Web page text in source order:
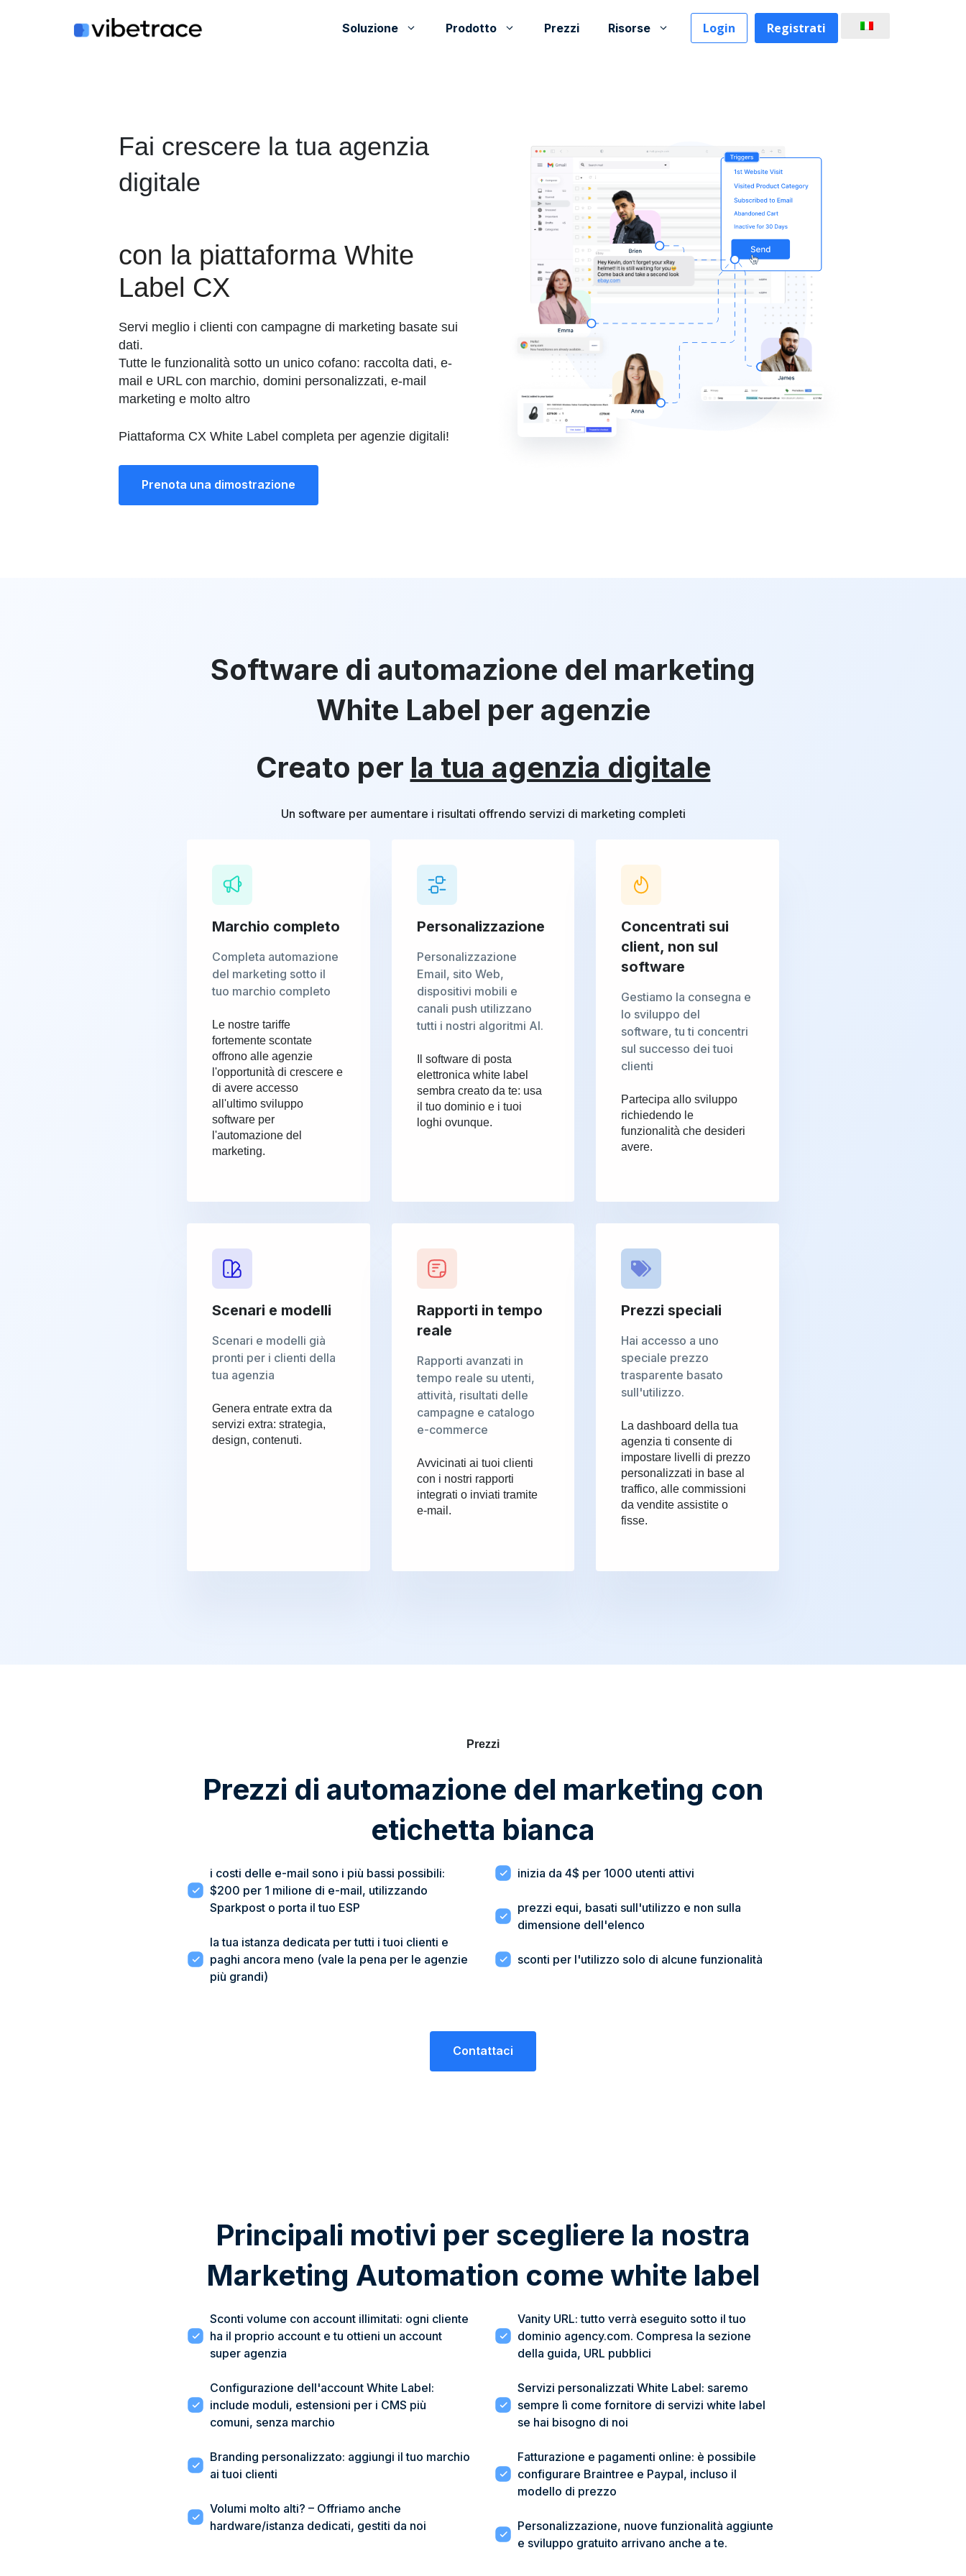
Soluzione Prodotto Prezzi Risorse Login Registrati
Fai crescere la tua agenzia
digitale
con la piattaforma White
Label CX
Servi meglio i clienti con campagne di marketing basate sui
dati.
Tutte le funzionalità sotto un unico cofano: raccolta dati, e-
mail e URL con marchio, domini personalizzati, e-mail
marketing e molto altro
Piattaforma CX White Label completa per agenzie digitali!
Prenota una dimostrazione
Software di automazione del marketing
White Label per agenzie
Creato per la tua agenzia digitale
Un software per aumentare i risultati offrendo servizi di marketing completi
Marchio completo
Completa automazione
del marketing sotto il
tuo marchio completo
Le nostre tariffe
fortemente scontate
offrono alle agenzie
l'opportunità di crescere e
di avere accesso
all'ultimo sviluppo
software per
l'automazione del
marketing.
Personalizzazione
Personalizzazione
Email, sito Web,
dispositivi mobili e
canali push utilizzano
tutti i nostri algoritmi AI.
Il software di posta
elettronica white label
sembra creato da te: usa
il tuo dominio e i tuoi
loghi ovunque.
Concentrati sui
client, non sul
software
Gestiamo la consegna e
lo sviluppo del
software, tu ti concentri
sul successo dei tuoi
clienti
Partecipa allo sviluppo
richiedendo le
funzionalità che desideri
avere.
Scenari e modelli
Scenari e modelli già
pronti per i clienti della
tua agenzia
Genera entrate extra da
servizi extra: strategia,
design, contenuti.
Rapporti in tempo
reale
Rapporti avanzati in
tempo reale su utenti,
attività, risultati delle
campagne e catalogo
e-commerce
Avvicinati ai tuoi clienti
con i nostri rapporti
integrati o inviati tramite
e-mail.
Prezzi speciali
Hai accesso a uno
speciale prezzo
trasparente basato
sull'utilizzo.
La dashboard della tua
agenzia ti consente di
impostare livelli di prezzo
personalizzati in base al
traffico, alle commissioni
da vendite assistite o
fisse.
Prezzi
Prezzi di automazione del marketing con
etichetta bianca
i costi delle e-mail sono i più bassi possibili:
$200 per 1 milione di e-mail, utilizzando
Sparkpost o porta il tuo ESP
la tua istanza dedicata per tutti i tuoi clienti e
paghi ancora meno (vale la pena per le agenzie
più grandi)
inizia da 4$ per 1000 utenti attivi
prezzi equi, basati sull'utilizzo e non sulla
dimensione dell'elenco
sconti per l'utilizzo solo di alcune funzionalità
Contattaci
Principali motivi per scegliere la nostra
Marketing Automation come white label
Sconti volume con account illimitati: ogni cliente
ha il proprio account e tu ottieni un account
super agenzia
Configurazione dell'account White Label:
include moduli, estensioni per i CMS più
comuni, senza marchio
Branding personalizzato: aggiungi il tuo marchio
ai tuoi clienti
Volumi molto alti? – Offriamo anche
hardware/istanza dedicati, gestiti da noi
Vanity URL: tutto verrà eseguito sotto il tuo
dominio agency.com. Compresa la sezione
della guida, URL pubblici
Servizi personalizzati White Label: saremo
sempre lì come fornitore di servizi white label
se hai bisogno di noi
Fatturazione e pagamenti online: è possibile
configurare Braintree e Paypal, incluso il
modello di prezzo
Personalizzazione, nuove funzionalità aggiunte
e sviluppo gratuito arrivano anche a te.